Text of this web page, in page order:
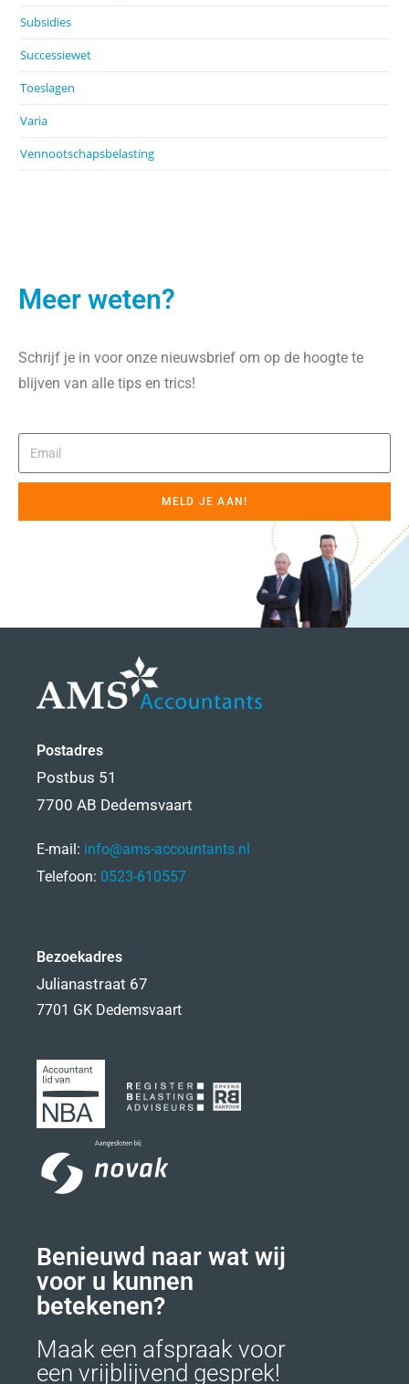
Subsidies
Successiewet
Toeslagen
Varia
Vennootschapsbelasting
Meer weten?
Schrijf je in voor onze nieuwsbrief om op de hoogte te
blijven van alle tips en trics!
MELD JE AAN!
Postadres
Postbus 51
7700 AB Dedemsvaart
E-mail: info@ams-accountants.nl
Telefoon: 0523-610557
Bezoekadres
Julianastraat 67
7701 GK Dedemsvaart
Benieuwd naar wat wij
voor u kunnen
betekenen?
Maak een afspraak voor
een vrijblijvend gesprek!